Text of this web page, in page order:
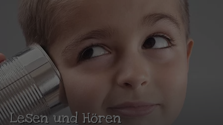
Lesen und Hören